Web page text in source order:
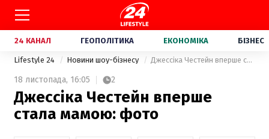
24 КАНАЛ ГЕОПОЛІТИКА ЕКОНОМІКА БІЗНЕС
Lifestyle 24 Новини шоу-бізнесу Джессіка Честейн вперше стала мамою: фото
18 листопада, 16:05 2
Джессіка Честейн вперше
стала мамою: фото